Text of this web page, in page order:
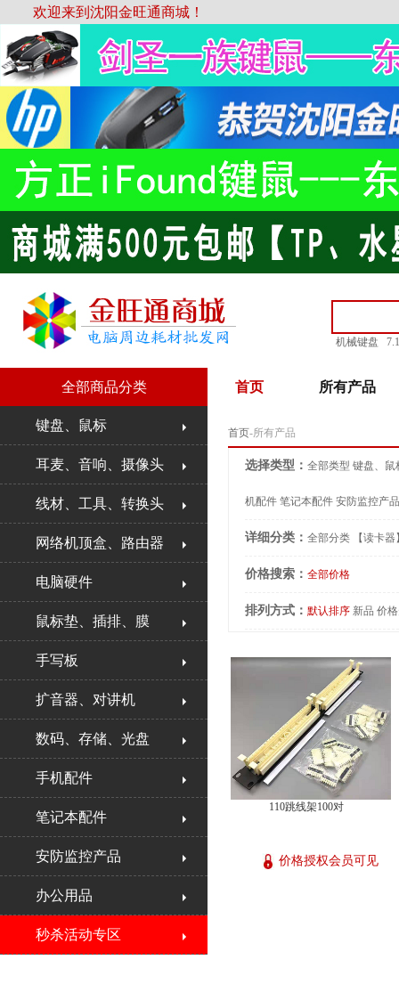
欢迎来到沈阳金旺通商城！
机械键盘
首页 所有产品
全部商品分类
键盘、鼠标
耳麦、音响、摄像头
线材、工具、转换头
网络机顶盒、路由器
电脑硬件
鼠标垫、插排、膜
手写板
扩音器、对讲机
数码、存储、光盘
手机配件
笔记本配件
安防监控产品
办公用品
秒杀活动专区
首页-所有产品
选择类型： 全部类型 键盘、鼠
机配件 笔记本配件 安防监控产品
详细分类： 全部分类 【读卡器
价格搜索： 全部价格
排列方式： 默认排序 新品 价
110跳线架100对
价格授权会员可见